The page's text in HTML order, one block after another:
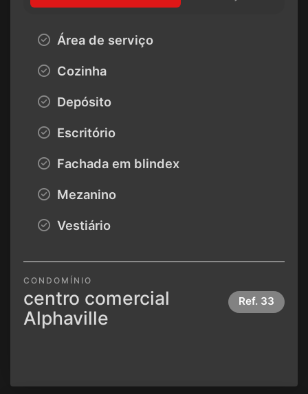
Área de serviço
Cozinha
Depósito
Escritório
Fachada em blindex
Mezanino
Vestiário
CONDOMÍNIO
centro comercial
Alphaville
Ref. 33